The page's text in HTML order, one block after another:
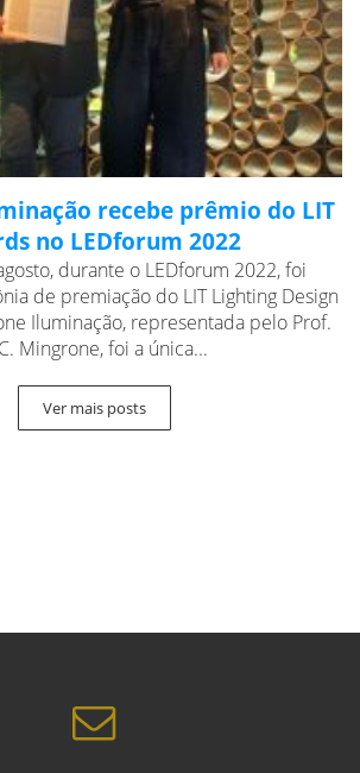
recebe prêmio do LIT
no LEDforum 2022
durante o LEDforum 2022, foi
de premiação do LIT Lighting Design
Iluminação, representada pelo Prof.
Mingrone, foi a única...
Ver mais posts